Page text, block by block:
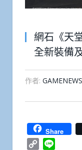
網石《天
全新裝備
作者: GAMENEWS
Share
Copy